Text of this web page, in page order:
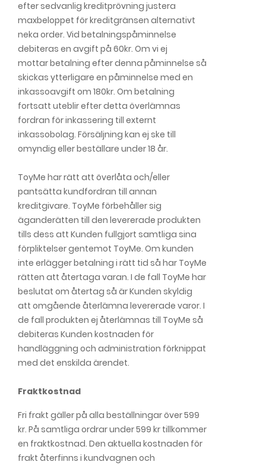
efter sedvanlig kreditprövning justera
maxbeloppet för kreditgränsen alternativt
neka order. Vid betalningspåminnelse
debiteras en avgift på 60kr. Om vi ej
mottar betalning efter denna påminnelse så
skickas ytterligare en påminnelse med en
inkassoavgift om 180kr. Om betalning
fortsatt uteblir efter detta överlämnas
fordran för inkassering till externt
inkassobolag. Försäljning kan ej ske till
omyndig eller beställare under 18 år.
ToyMe har rätt att överlåta och/eller
pantsätta kundfordran till annan
kreditgivare. ToyMe förbehåller sig
äganderätten till den levererade produkten
tills dess att Kunden fullgjort samtliga sina
förpliktelser gentemot ToyMe. Om kunden
inte erlägger betalning i rätt tid så har ToyMe
rätten att återtaga varan. I de fall ToyMe har
beslutat om återtag så är Kunden skyldig
att omgående återlämna levererade varor. I
de fall produkten ej återlämnas till ToyMe så
debiteras Kunden kostnaden för
handläggning och administration förknippat
med det enskilda ärendet.
Fraktkostnad
Fri frakt gäller på alla beställningar över 599
kr. På samtliga ordrar under 599 kr tillkommer
en fraktkostnad. Den aktuella kostnaden för
frakt återfinns i kundvagnen och